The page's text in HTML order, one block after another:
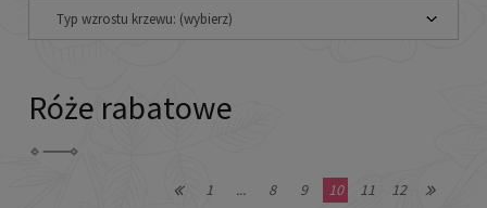
Typ wzrostu krzewu: (wybierz)
Róże rabatowe
1 ... 8 9 10 11 12